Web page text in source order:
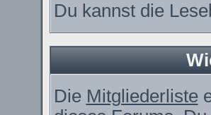
Du kannst die
Die Mitgliederliste